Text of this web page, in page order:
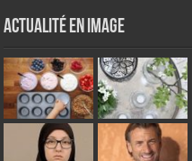
Actualité en Image